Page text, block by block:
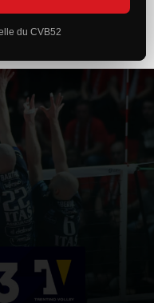
du CVB52